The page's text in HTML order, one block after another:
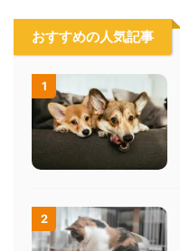
おすすめの人気記事
1
2